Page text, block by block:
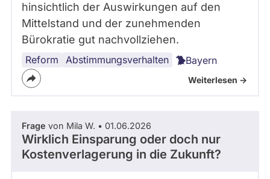
hinsichtlich der Auswirkungen auf den
Mittelstand und der zunehmenden
Bürokratie gut nachvollziehen.
Reform Abstimmungsverhalten Bayern
Weiterlesen ->
Frage von Mila W. • 01.06.2026
Wirklich Einsparung oder doch nur
Kostenverlagerung in die Zukunft?